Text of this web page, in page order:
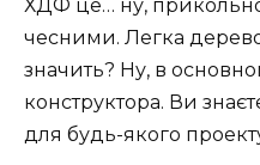
ХДФ це… ну,
чесними. Легка
значить? Ну, в
конструктора. Ви
для будь-якого